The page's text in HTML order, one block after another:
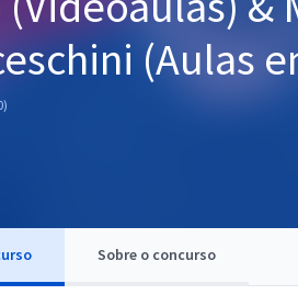
(Aulas
Sobre o concurso